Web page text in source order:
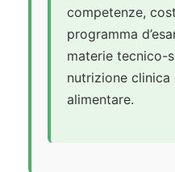
competenze,
programma
materie tecnico-
nutrizione clinica
alimentare.